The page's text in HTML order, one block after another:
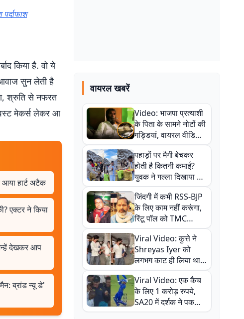
किया है. वो ये
सुन लेती है
श्रुति से नफरत
मेकर्स लेकर आ
आया हार्ट अटैक
एक्टर ने किया
देखकर आप
ब्रांड न्यू डे'
वायरल खबरें
Video: भाजपा प्रत्याशी
के पिता के सामने नोटों की
गड्डियां, वायरल वीडियो
से राजनीति में उबाल,
अजित महतो बोले- TMC
की गंदी चाल
पहाड़ों पर मैगी बेचकर
होती है कितनी कमाई?
युवक ने गल्ला दिखाया तो
नौकरी वालों के खड़े हो गए
कान
जिंदगी में कभी RSS-BJP
के लिए काम नहीं करूंगा,
रिंटू पॉल को TMC
ऑफिस में ले जाकर पीटा,
Video वायरल
Viral Video: कुत्ते ने
Shreyas Iyer को
लगभग काट ही लिया था,
न्यूजीलैंड सीरीज से पहले
बाल-बाल बचे
Viral Video: एक कैच
के लिए 1 करोड़ रुपये,
SA20 में दर्शक ने पकड़ा
एक हाथ से गजब का कैच